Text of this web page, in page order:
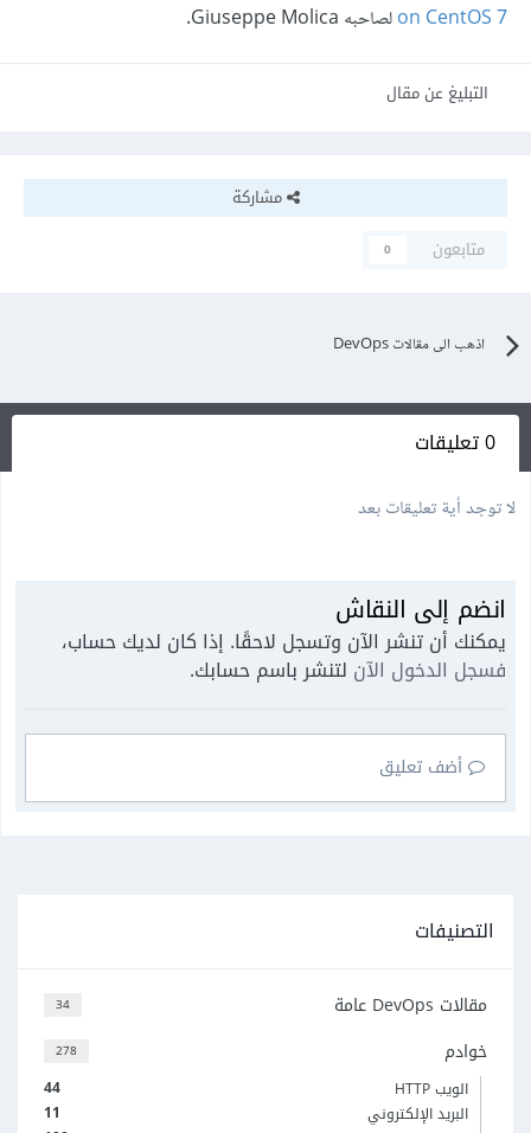
on CentOS 7لصاحبه Giuseppe Molica.
التبليغ عن مقال
مشاركة
متابعون
0
اذهب الى مقالات DevOps
0 تعليقات
لا توجد أية تعليقات بعد
انضم إلى النقاش
يمكنك أن تنشر الآن وتسجل لاحقًا. إذا كان لديك حساب،
فسجل الدخول الآن لتنشر باسم حسابك.
أضف تعليق
التصنيفات
34 مقالات DevOps عامة
278 خوادم
44
الويب HTTP
11
البريد الإلكتروني